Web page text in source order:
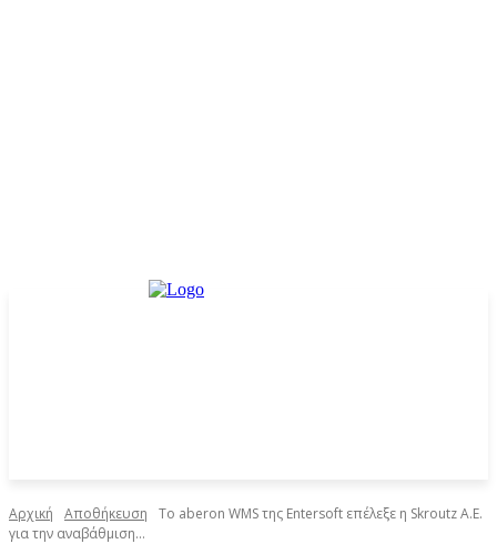
Αρχική Αποθήκευση
Το aberon WMS της Entersoft επέλεξε η Skroutz Α.Ε.
για την αναβάθμιση...